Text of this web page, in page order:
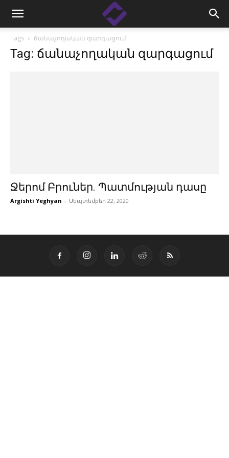
Tags ճանաչողական զարգացում
Tag: ճանաչողական զարգացում
Ջերոմ Բրուներ. Պատմության դասը
Argishti Yeghyan - Սեպտեմբեր 22, 2020